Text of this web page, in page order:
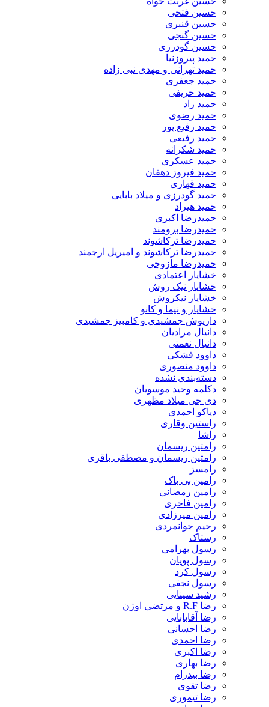
حسین فتحی
حسین قنبری
حسین گنجی
حسین گودرزی
حمید پیروزنیا
حمید تهرانی و مهدی نبی زاده
حمید جعفری
حمید حریفی
حمید راد
حمید رضوی
حمید رفیع پور
حمید رفیعی
حمید شکرانه
حمید عسکری
حمید فیروز دهقان
حمید قهاری
حمید گودرزی و میلاد بابایی
حمید هیراد
حمیدرضا اکبری
حمیدرضا برومند
حمیدرضا ترکاشوند
حمیدرضا ترکاشوند و امیریل ارجمند
حمیدرضا مازوچی
خشایار اعتمادی
خشایار نیک روش
خشایار نیکروش
خشایار و نیما و کانو
داریوش جمشیدی و کامبیز جمشیدی
دانیال مرادیان
دانیال نعمتی
داوود فشکی
داوود منصوری
دسته‌بندی نشده
دکلمه وحید موسویان
دی جی میلاد مظهری
دیاکو احمدی
راستین وقاری
راشا
رامتین ریسمان
رامتین ریسمان و مصطفی باقری
رامسز
رامین بی باک
رامین رمضانی
رامین فاخری
رامین میرزادی
رحیم جوانمردی
رستاک
رسول بهرامی
رسول پویان
رسول کرد
رسول نجفی
رشید سینایی
رضا R.F و مرتضی اوژن
رضا آقابابایی
رضا احسانی
رضا احمدی
رضا اکبری
رضا بهاری
رضا بیدرام
رضا تقوی
رضا تیموری